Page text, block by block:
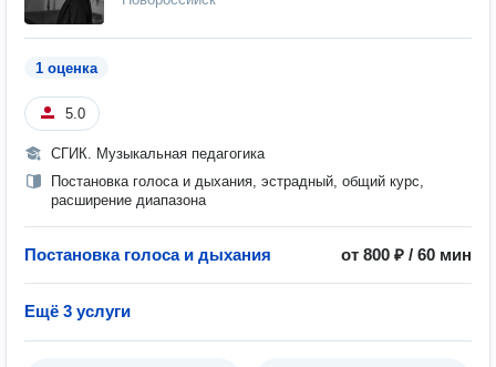
1 оценка
5.0
СГИК. Музыкальная педагогика
Постановка голоса и дыхания, эстрадный, общий курс,
расширение диапазона
Постановка голоса и дыхания от 800 ₽ / 60 мин
Ещё 3 услуги